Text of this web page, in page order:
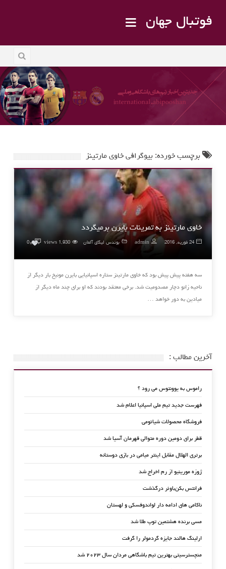
فوتبال جهان
برچسب خورده: بیوگرافی خاوی مارتینز
خاوی مارتینز به تمرینات بایرن برمیگردد
24 فوریه, 2016 admin بوندس لیگای آلمان 1,930 views
0۰
سه هفته پیش پیش بود که خاوی مارتینز ستاره اسپانیایی بایرن مونیخ بار دیگر از
ناحیه زانو دچار مصدومیت شد. برخی معتقد بودند که او برای چند ماه دیگر از
میادین به دور خواهد …
آخرین مطالب :
راموس به یوونتوس می رود ؟
فهرست جدید تیم ملی اسپانیا اعلام شد
فروشگاه محصولات شیائومی
قطر برای دومین دوره متوالی قهرمان آسیا شد
برتری الهلال مقابل اینتر میامی در بازی دوستانه
ژوزه مورینیو از رم اخراج شد
فرانتس بکن‌باوئر درگذشت
ناکامی های ادامه دار لواندوفسکی و لهستان
مسی برنده هشتمین توپ طلا شد
ارلینگ هالند جایزه گردمولر را گرفت
منچسترسیتی بهترین تیم باشگاهی مردان سال ۲۰۲۳ شد